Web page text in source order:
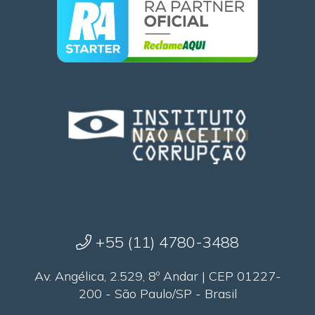
+55 (11) 4780-3488
Av. Angélica, 2.529, 8º Andar | CEP 01227-
200 - São Paulo/SP - Brasil